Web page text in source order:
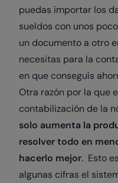
puedas importar los
sueldos con unos
un documento a otro
necesitas para la
en que conseguís
Otra razón por la que
contabilización de la
solo aumenta la
resolver todo en
hacerlo mejor. Esto
algunas cifras el